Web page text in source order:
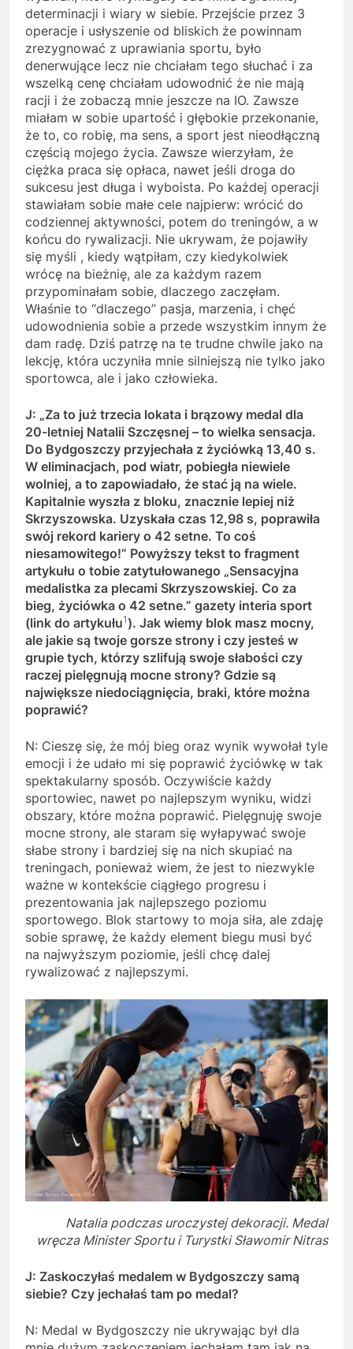
determinacji i wiary w siebie. Przejście przez 3
operacje i usłyszenie od bliskich że powinnam
zrezygnować z uprawiania sportu, było
denerwujące lecz nie chciałam tego słuchać i za
wszelką cenę chciałam udowodnić że nie mają
racji i że zobaczą mnie jeszcze na IO. Zawsze
miałam w sobie upartość i głębokie przekonanie,
że to, co robię, ma sens, a sport jest nieodłączną
częścią mojego życia. Zawsze wierzyłam, że
ciężka praca się opłaca, nawet jeśli droga do
sukcesu jest długa i wyboista. Po każdej operacji
stawiałam sobie małe cele najpierw: wrócić do
codziennej aktywności, potem do treningów, a w
końcu do rywalizacji. Nie ukrywam, że pojawiły
się myśli , kiedy wątpiłam, czy kiedykolwiek
wrócę na bieżnię, ale za każdym razem
przypominałam sobie, dlaczego zaczęłam.
Właśnie to “dlaczego” pasja, marzenia, i chęć
udowodnienia sobie a przede wszystkim innym że
dam radę. Dziś patrzę na te trudne chwile jako na
lekcję, która uczyniła mnie silniejszą nie tylko jako
sportowca, ale i jako człowieka.
J: „Za to już trzecia lokata i brązowy medal dla
20-letniej Natalii Szczęsnej – to wielka sensacja.
Do Bydgoszczy przyjechała z życiówką 13,40 s.
W eliminacjach, pod wiatr, pobiegła niewiele
wolniej, a to zapowiadało, że stać ją na wiele.
Kapitalnie wyszła z bloku, znacznie lepiej niż
Skrzyszowska. Uzyskała czas 12,98 s, poprawiła
swój rekord kariery o 42 setne. To coś
niesamowitego!” Powyższy tekst to fragment
artykułu o tobie zatytułowanego „Sensacyjna
medalistka za plecami Skrzyszowskiej. Co za
bieg, życiówka o 42 setne.” gazety interia sport
(link do artykułu1). Jak wiemy blok masz mocny,
ale jakie są twoje gorsze strony i czy jesteś w
grupie tych, którzy szlifują swoje słabości czy
raczej pielęgnują mocne strony? Gdzie są
największe niedociągnięcia, braki, które można
poprawić?
N: Cieszę się, że mój bieg oraz wynik wywołał tyle
emocji i że udało mi się poprawić życiówkę w tak
spektakularny sposób. Oczywiście każdy
sportowiec, nawet po najlepszym wyniku, widzi
obszary, które można poprawić. Pielęgnuję swoje
mocne strony, ale staram się wyłapywać swoje
słabe strony i bardziej się na nich skupiać na
treningach, ponieważ wiem, że jest to niezwykle
ważne w kontekście ciągłego progresu i
prezentowania jak najlepszego poziomu
sportowego. Blok startowy to moja siła, ale zdaję
sobie sprawę, że każdy element biegu musi być
na najwyższym poziomie, jeśli chcę dalej
rywalizować z najlepszymi.
Natalia podczas uroczystej dekoracji. Medal
wręcza Minister Sportu i Turystki Sławomir Nitras
J: Zaskoczyłaś medalem w Bydgoszczy samą
siebie? Czy jechałaś tam po medal?
N: Medal w Bydgoszczy nie ukrywając był dla